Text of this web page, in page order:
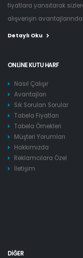
fiyatlara yansıtarak
alışverişin
Detaylı Oku
ONLINE KUTU HARF
Nasıl Çalışır
Avantajları
Sık Sorulan Sorular
Tabela Fiyatları
Tabela Örnekleri
Müşteri Yorumları
Hakkımızda
Reklamcılara Özel
İletişim
DIĞER